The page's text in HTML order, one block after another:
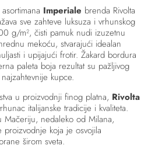
Imperiale brenda Rivolta
sve zahteve luksuza i vrhunskog
g/m², čisti pamuk nudi izuzetnu
mekoću, stvarajući idealan
i upijajući frotir. Žakard bordura
paleta boja rezultat su pažljivog
kupce.
u proizvodnji finog platna, Rivolta
italijanske tradicije i kvaliteta.
Mačeriju, nedaleko od Milana,
proizvodnje koja je osvojila
širom sveta.